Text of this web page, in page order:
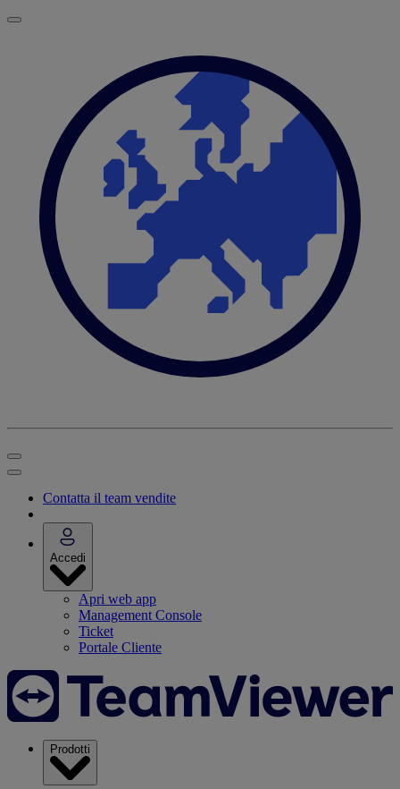
Contatta il team vendite
Accedi
Apri web app
Management Console
Ticket
Portale Cliente
Prodotti